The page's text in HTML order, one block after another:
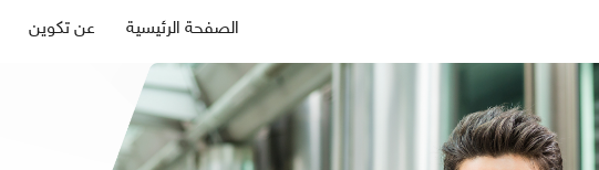
الصفحة الرئيسية عن تكوين